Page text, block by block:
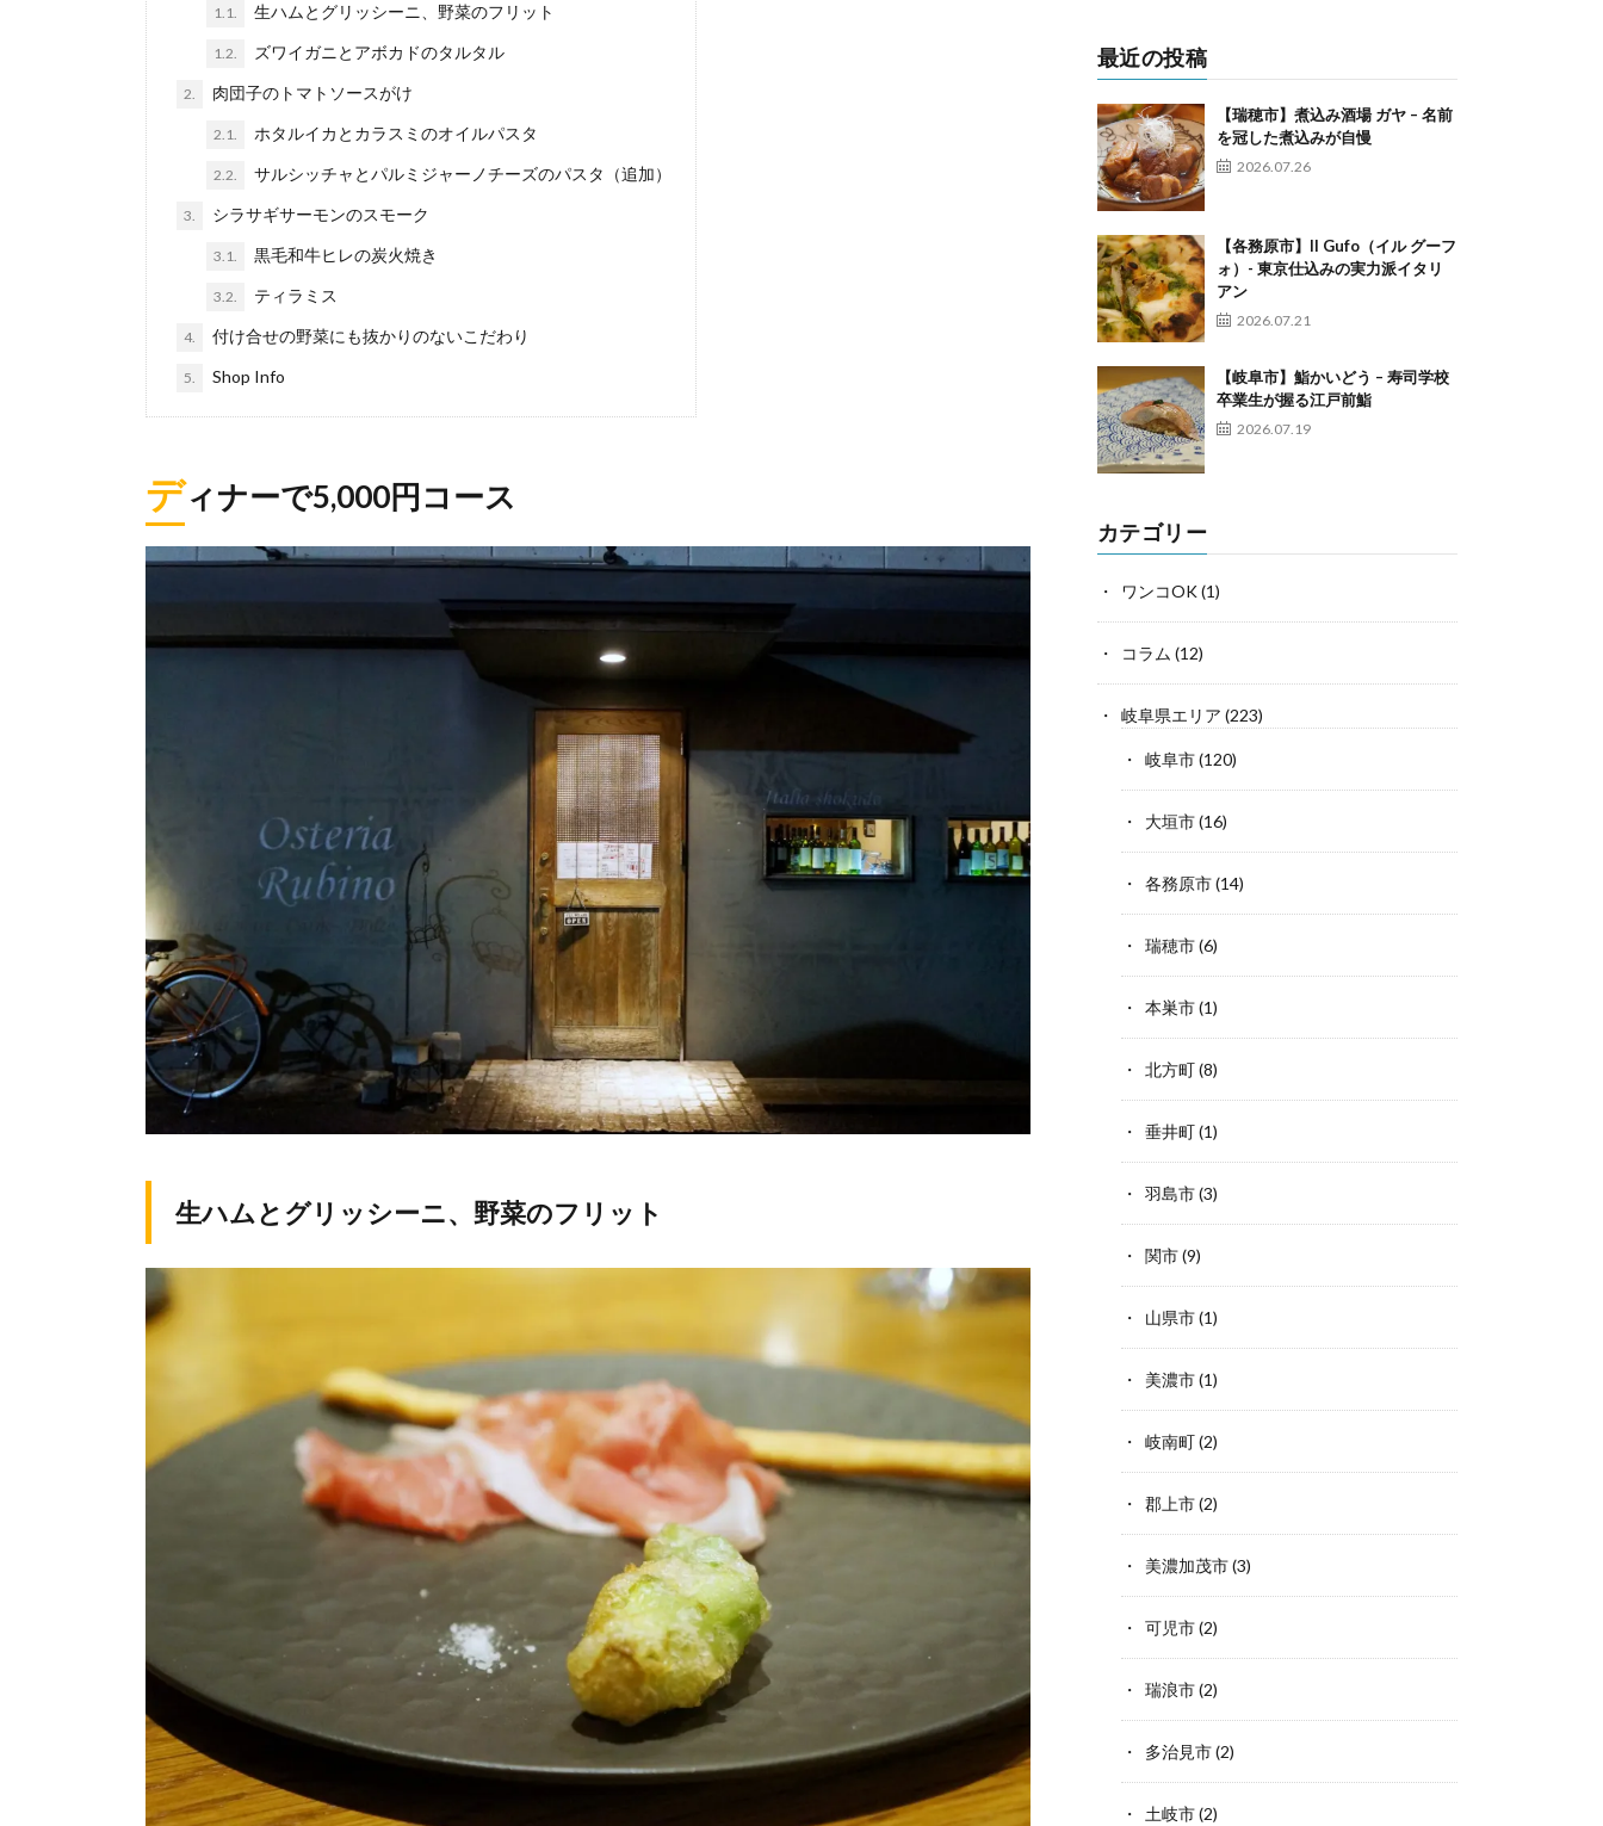
1.1. 生ハムとグリッシーニ、野菜のフリット
1.2. ズワイガニとアボカドのタルタル
2. 肉団子のトマトソースがけ
2.1. ホタルイカとカラスミのオイルパスタ
2.2. サルシッチャとパルミジャーノチーズのパスタ（追加）
3. シラサギサーモンのスモーク
3.1. 黒毛和牛ヒレの炭火焼き
3.2. ティラミス
4. 付け合せの野菜にも抜かりのないこだわり
5. Shop Info
ディナーで5,000円コース
生ハムとグリッシーニ、野菜のフリット
最近の投稿
【瑞穂市】煮込み酒場 ガヤ – 名前
を冠した煮込みが自慢
2026.07.26
【各務原市】Il Gufo（イル グーフ
ォ）- 東京仕込みの実力派イタリ
アン
2026.07.21
【岐阜市】鮨かいどう – 寿司学校
卒業生が握る江戸前鮨
2026.07.19
カテゴリー
ワンコOK(1)
コラム (12)
岐阜県エリア (223)
岐阜市(120)
大垣市(16)
各務原市(14)
瑞穂市(6)
本巣市(1)
北方町(8)
垂井町(1)
羽島市(3)
関市(9)
山県市(1)
美濃市(1)
岐南町(2)
郡上市(2)
美濃加茂市(3)
可児市(2)
瑞浪市(2)
多治見市(2)
土岐市(2)